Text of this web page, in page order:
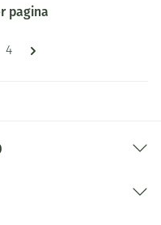
pagina
Pagina
4
pagina